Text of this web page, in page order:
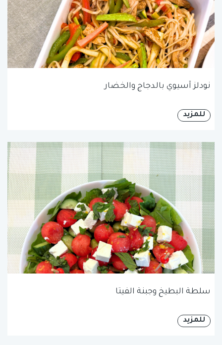
نودلز آسيوي بالدجاج والخضار
للمزيد
سلطة البطيخ وجبنة الفيتا
للمزيد